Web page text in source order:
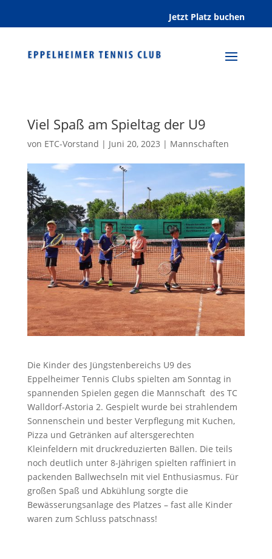
Jetzt Platz buchen
Viel Spaß am Spieltag der U9
von ETC-Vorstand | Juni 20, 2023 | Mannschaften
Die Kinder des Jüngstenbereichs U9 des
Eppelheimer Tennis Clubs spielten am Sonntag in
spannenden Spielen gegen die Mannschaft des TC
Walldorf-Astoria 2. Gespielt wurde bei strahlendem
Sonnenschein und bester Verpflegung mit Kuchen,
Pizza und Getränken auf altersgerechten
Kleinfeldern mit druckreduzierten Bällen. Die teils
noch deutlich unter 8-Jährigen spielten raffiniert in
packenden Ballwechseln mit viel Enthusiasmus. Für
großen Spaß und Abkühlung sorgte die
Bewässerungsanlage des Platzes – fast alle Kinder
waren zum Schluss patschnass!